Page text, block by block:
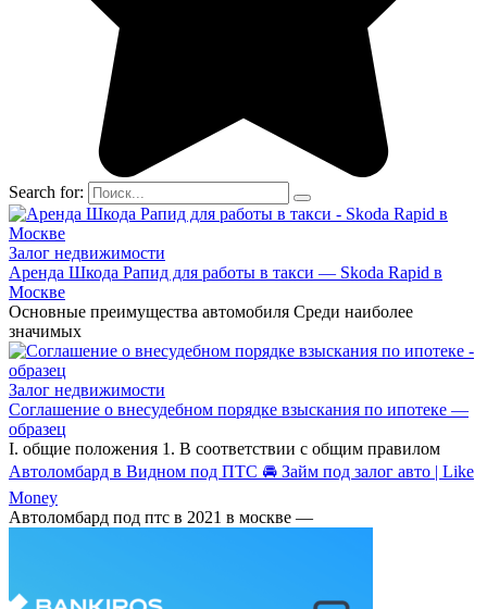
Search for:
Залог недвижимости
Аренда Шкода Рапид для работы в такси — Skoda Rapid в
Москве
Основные преимущества автомобиля Среди наиболее
значимых
Залог недвижимости
Соглашение о внесудебном порядке взыскания по ипотеке —
образец
I. общие положения 1. В соответствии с общим правилом
Автоломбард в Видном под ПТС 🚘 Займ под залог авто | Like
Money
Автоломбард под птс в 2021 в москве —